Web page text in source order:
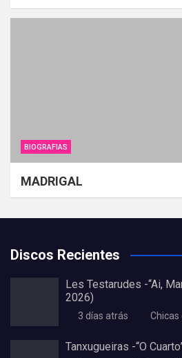
BIOGRAFIAS
MADRIGAL
Discos Recientes
Les Testarudes -“Ai,
2026)
3 días atrás Chicas
Tanxugueiras -“O